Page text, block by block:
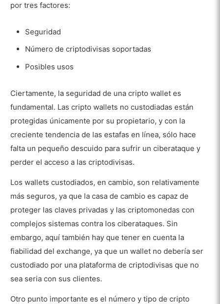
por tres factores:
Seguridad
Número de criptodivisas soportadas
Posibles usos
Ciertamente, la seguridad de una cripto wallet es
fundamental. Las cripto wallets no custodiadas están
protegidas únicamente por su propietario, y con la
creciente tendencia de las estafas en línea, sólo hace
falta un pequeño descuido para sufrir un ciberataque y
perder el acceso a las criptodivisas.
Los wallets custodiados, en cambio, son relativamente
más seguros, ya que la casa de cambio es capaz de
proteger las claves privadas y las criptomonedas con
complejos sistemas contra los ciberataques. Sin
embargo, aquí también hay que tener en cuenta la
fiabilidad del exchange, ya que un wallet no debería ser
custodiado por una plataforma de criptodivisas que no
sea seria con sus clientes.
Otro punto importante es el número y tipo de cripto